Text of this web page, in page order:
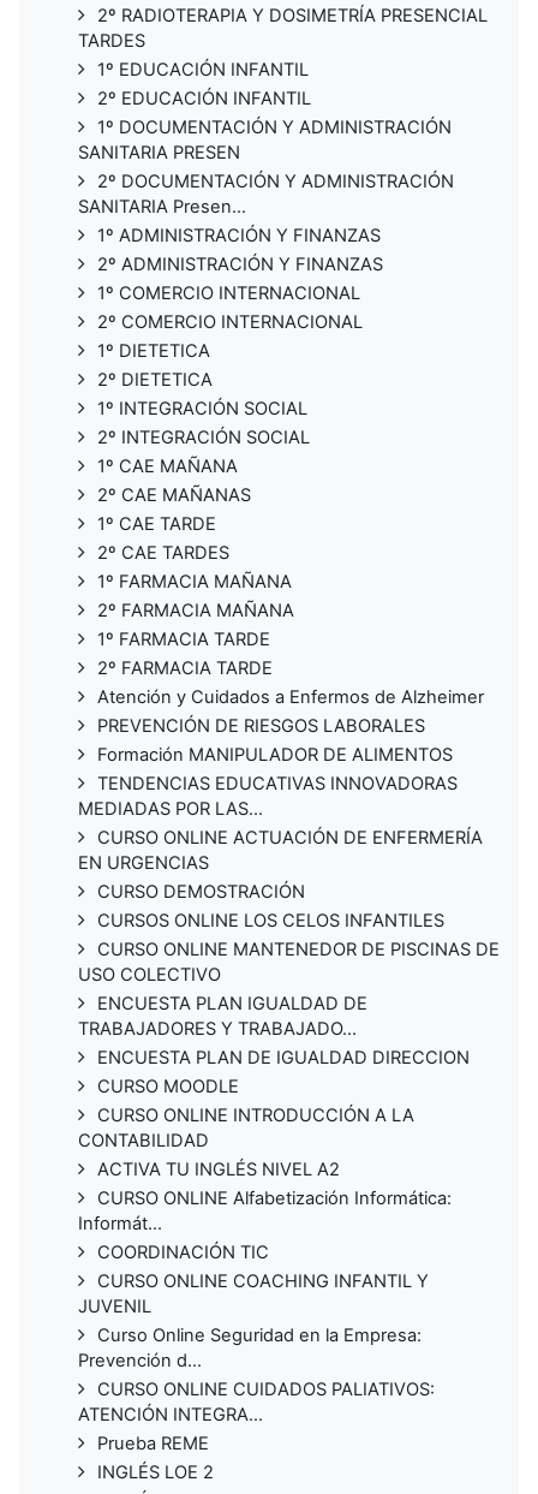
2º RADIOTERAPIA Y DOSIMETRÍA PRESENCIAL
TARDES
1º EDUCACIÓN INFANTIL
2º EDUCACIÓN INFANTIL
1º DOCUMENTACIÓN Y ADMINISTRACIÓN
SANITARIA PRESEN
2º DOCUMENTACIÓN Y ADMINISTRACIÓN
SANITARIA Presen...
1º ADMINISTRACIÓN Y FINANZAS
2º ADMINISTRACIÓN Y FINANZAS
1º COMERCIO INTERNACIONAL
2º COMERCIO INTERNACIONAL
1º DIETETICA
2º DIETETICA
1º INTEGRACIÓN SOCIAL
2º INTEGRACIÓN SOCIAL
1º CAE MAÑANA
2º CAE MAÑANAS
1º CAE TARDE
2º CAE TARDES
1º FARMACIA MAÑANA
2º FARMACIA MAÑANA
1º FARMACIA TARDE
2º FARMACIA TARDE
Atención y Cuidados a Enfermos de Alzheimer
PREVENCIÓN DE RIESGOS LABORALES
Formación MANIPULADOR DE ALIMENTOS
TENDENCIAS EDUCATIVAS INNOVADORAS
MEDIADAS POR LAS...
CURSO ONLINE ACTUACIÓN DE ENFERMERÍA
EN URGENCIAS
CURSO DEMOSTRACIÓN
CURSOS ONLINE LOS CELOS INFANTILES
CURSO ONLINE MANTENEDOR DE PISCINAS DE
USO COLECTIVO
ENCUESTA PLAN IGUALDAD DE
TRABAJADORES Y TRABAJADO...
ENCUESTA PLAN DE IGUALDAD DIRECCION
CURSO MOODLE
CURSO ONLINE INTRODUCCIÓN A LA
CONTABILIDAD
ACTIVA TU INGLÉS NIVEL A2
CURSO ONLINE Alfabetización Informática:
Informát...
COORDINACIÓN TIC
CURSO ONLINE COACHING INFANTIL Y
JUVENIL
Curso Online Seguridad en la Empresa:
Prevención d...
CURSO ONLINE CUIDADOS PALIATIVOS:
ATENCIÓN INTEGRA...
Prueba REME
INGLÉS LOE 2